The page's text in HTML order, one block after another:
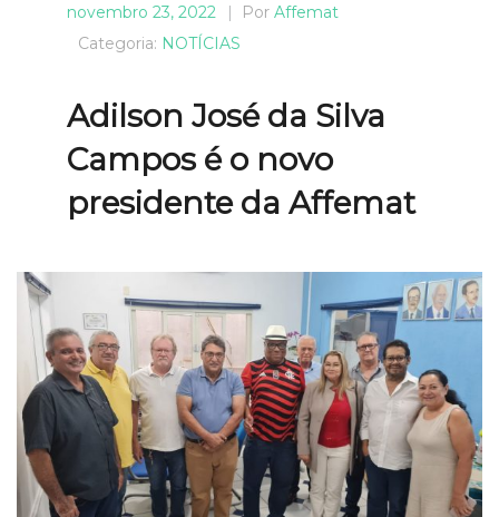
novembro 23, 2022 | Por Affemat
Categoria: NOTÍCIAS
Adilson José da Silva
Campos é o novo
presidente da Affemat